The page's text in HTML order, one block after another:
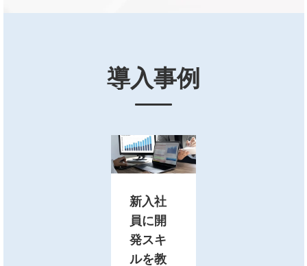
導入事例
新入社
員に開
発スキ
ルを教